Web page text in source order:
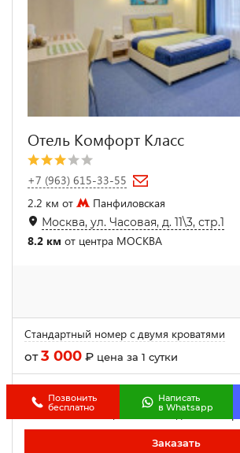
Отель Комфорт Класс
+7 (963) 615-33-55
2.2 км от
Панфиловская
Москва, ул. Часовая, д. 11\3, стр.1
8.2 км от центра МОСКВА
Стандартный номер с двумя кроватями
от3 000 ₽ цена за 1 сутки
Ещё 4 категории номеров
Ещё есть свободные номера!
Заказать
Позвонить
бесплатно
Написать
в Whatsapp